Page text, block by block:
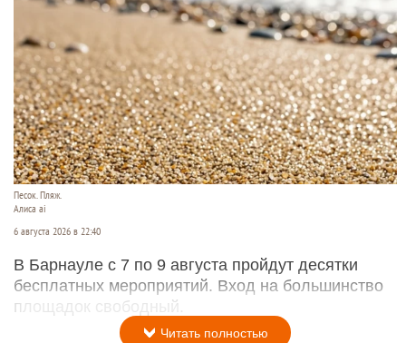
Песок. Пляж.
Алиса ai
6 августа 2026 в 22:40
В Барнауле с 7 по 9 августа пройдут десятки
бесплатных мероприятий. Вход на большинство
площадок свободный.
Читать полностью